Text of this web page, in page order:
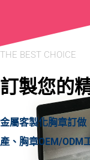
THE BEST CHOICE
訂製您的
金屬客製化胸章訂
產、胸章OEM/ODM